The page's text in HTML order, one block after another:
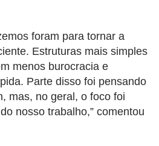
foram para tornar a
Estruturas mais simples
menos burocracia e
Parte disso foi pensando
mas, no geral, o foco foi
nosso trabalho,” comentou